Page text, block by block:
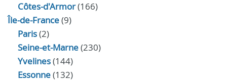
Côtes-d'Armor(166)
Île-de-France(9)
Paris(2)
Seine-et-Marne(230)
Yvelines(144)
Essonne(132)